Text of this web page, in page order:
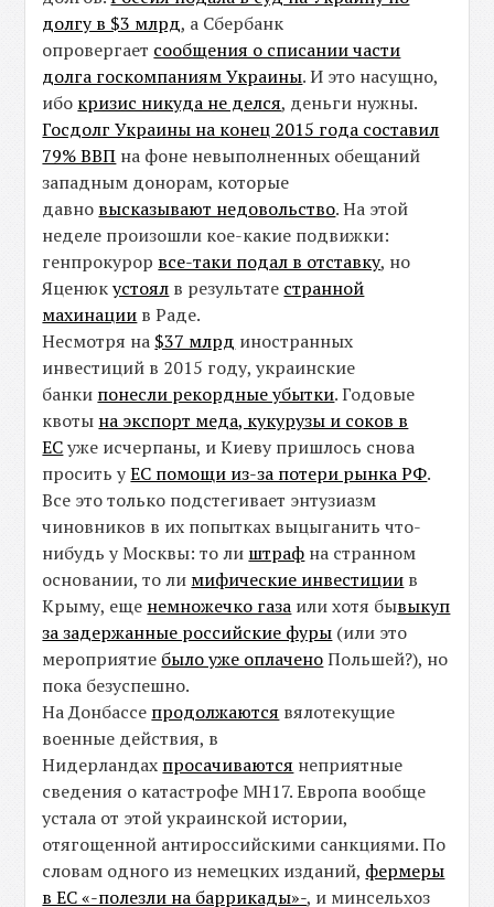
долгу в $3 млрд, а Сбербанк
опровергает сообщения о списании части
долга госкомпаниям Украины. И это насущно,
ибо кризис никуда не делся, деньги нужны.
Госдолг Украины на конец 2015 года составил
79% ВВП на фоне невыполненных обещаний
западным донорам, которые
давно высказывают недовольство. На этой
неделе произошли кое-какие подвижки:
генпрокурор все-таки подал в отставку, но
Яценюкустоял в результате странной
махинации в Раде.
Несмотря на $37 млрд иностранных
инвестиций в 2015 году, украинские
банки понесли рекордные убытки. Годовые
квоты на экспорт меда, кукурузы и соков в
ЕСуже исчерпаны, и Киеву пришлось снова
просить уЕС помощи из-за потери рынка РФ.
Все это только подстегивает энтузиазм
чиновников в их попытках выцыганить что-
нибудь у Москвы: то ли штраф на странном
основании, то ли мифические инвестиции в
Крыму, еще немножечко газа или хотя бывыкуп
за задержанные российские фуры (или это
мероприятие было уже оплаченоПольшей?), но
пока безуспешно.
На Донбассе продолжаются вялотекущие
военные действия, в
Нидерландах просачиваются неприятные
сведения о катастрофе MH17. Европа вообще
устала от этой украинской истории,
отягощенной антироссийскими санкциями. По
словам одного из немецких изданий, фермеры
в ЕС «-полезли на баррикады»-, и минсельхоз